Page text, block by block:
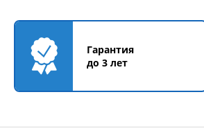
Гарантия
до 3 лет